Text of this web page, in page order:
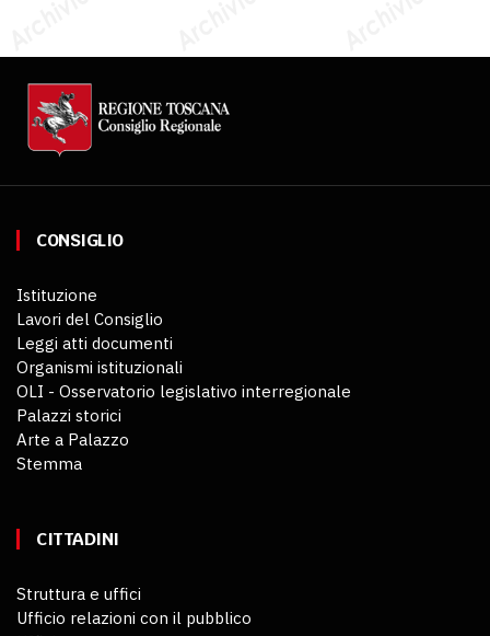
CONSIGLIO
Istituzione
Lavori del Consiglio
Leggi atti documenti
Organismi istituzionali
OLI - Osservatorio legislativo interregionale
Palazzi storici
Arte a Palazzo
Stemma
CITTADINI
Struttura e uffici
Ufficio relazioni con il pubblico